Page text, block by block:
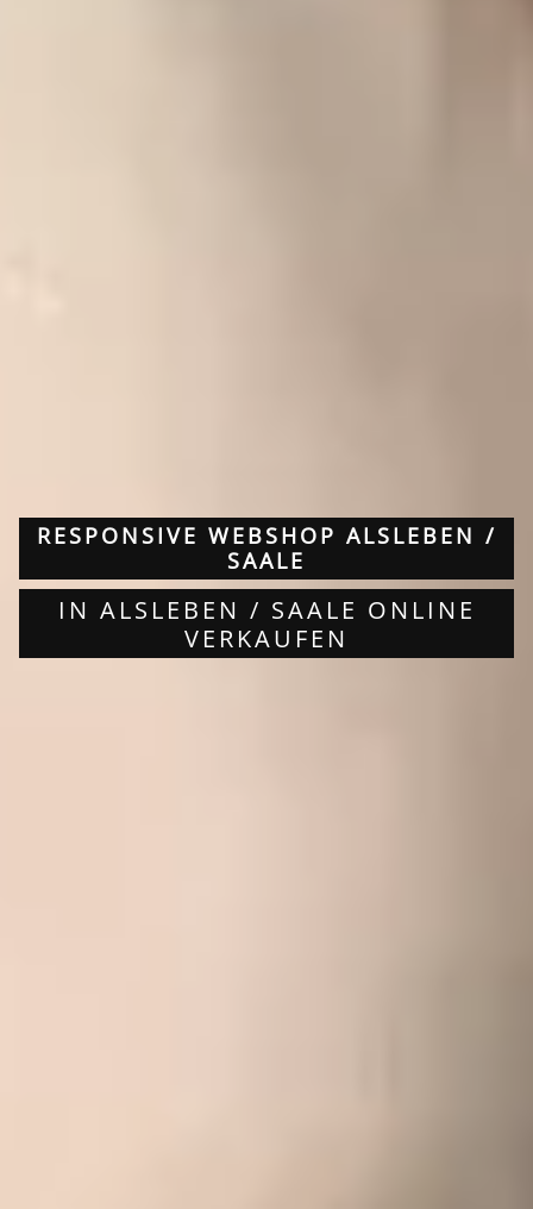
RESPONSIVE WEBSHOP ALSLEBEN /
SAALE
IN ALSLEBEN / SAALE ONLINE
VERKAUFEN